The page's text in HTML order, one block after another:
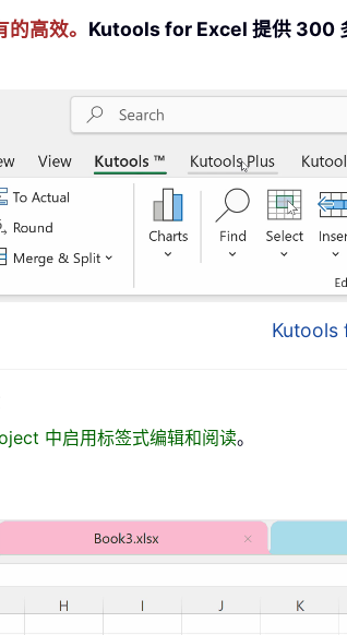
高效。 Kutools for Excel 提供 300
Kutools
中启用标签式编辑和阅读。